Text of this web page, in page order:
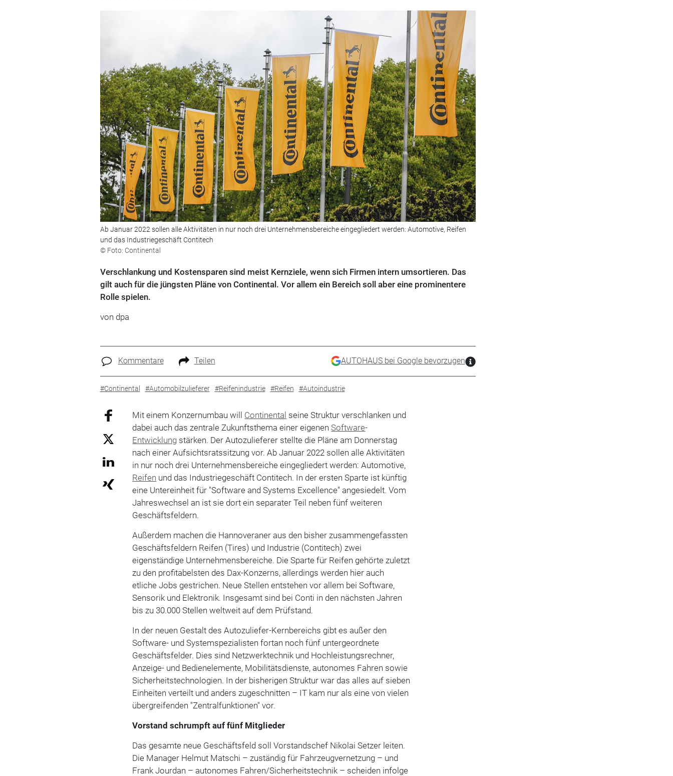
Ab Januar 2022 sollen alle Aktivitäten in nur noch drei Unternehmensbereiche eingegliedert werden: Automotive, Reifen
und das Industriegeschäft Contitech
© Foto: Continental
Verschlankung und Kostensparen sind meist Kernziele, wenn sich Firmen intern umsortieren. Das
gilt auch für die jüngsten Pläne von Continental. Vor allem ein Bereich soll aber eine prominentere
Rolle spielen.
von dpa
Kommentare Teilen AUTOHAUS bei Google bevorzugen
#Continental #Automobilzulieferer #Reifenindustrie #Reifen #Autoindustrie
Mit einem Konzernumbau will Continental seine Struktur verschlanken und
dabei auch das zentrale Zukunftsthema einer eigenen Software-
Entwicklung stärken. Der Autozulieferer stellte die Pläne am Donnerstag
nach einer Aufsichtsratssitzung vor. Ab Januar 2022 sollen alle Aktivitäten
in nur noch drei Unternehmensbereiche eingegliedert werden: Automotive,
Reifen und das Industriegeschäft Contitech. In der ersten Sparte ist künftig
eine Untereinheit für "Software and Systems Excellence" angesiedelt. Vom
Jahreswechsel an ist sie dort ein separater Teil neben fünf weiteren
Geschäftsfeldern.
Außerdem machen die Hannoveraner aus den bisher zusammengefassten
Geschäftsfeldern Reifen (Tires) und Industrie (Contitech) zwei
eigenständige Unternehmensbereiche. Die Sparte für Reifen gehörte zuletzt
zu den profitabelsten des Dax-Konzerns, allerdings werden hier auch
etliche Jobs gestrichen. Neue Stellen entstehen vor allem bei Software,
Sensorik und Elektronik. Insgesamt sind bei Conti in den nächsten Jahren
bis zu 30.000 Stellen weltweit auf dem Prüfstand.
In der neuen Gestalt des Autozuliefer-Kernbereichs gibt es außer den
Software- und Systemspezialisten fortan noch fünf untergeordnete
Geschäftsfelder. Dies sind Netzwerktechnik und Hochleistungsrechner,
Anzeige- und Bedienelemente, Mobilitätsdienste, autonomes Fahren sowie
Sicherheitstechnologien. In der bisherigen Struktur war das alles auf sieben
Einheiten verteilt und anders zugeschnitten – IT kam nur als eine von vielen
übergreifenden "Zentralfunktionen" vor.
Vorstand schrumpft auf fünf Mitglieder
Das gesamte neue Geschäftsfeld soll Vorstandschef Nikolai Setzer leiten.
Die Manager Helmut Matschi – zuständig für Fahrzeugvernetzung – und
Frank Jourdan – autonomes Fahren/Sicherheitstechnik – scheiden infolge